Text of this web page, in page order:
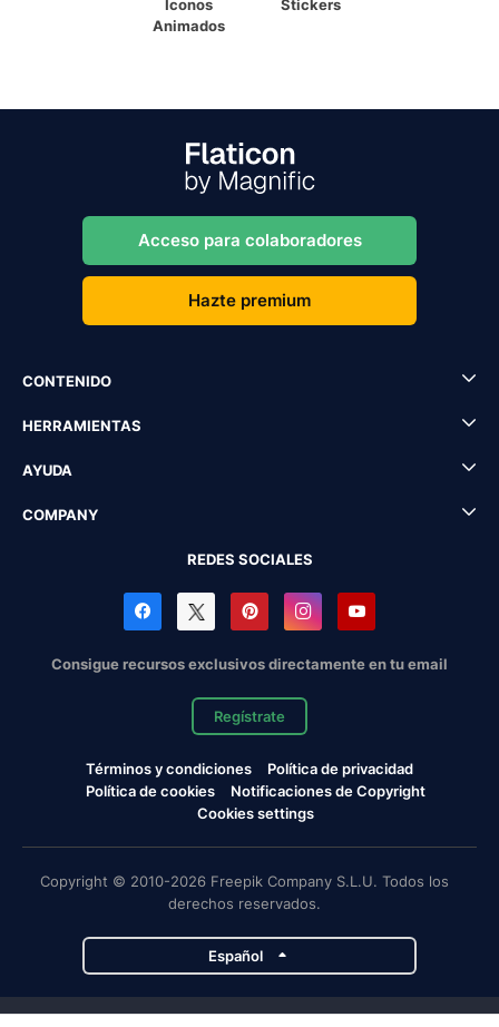
Iconos
Animados
Stickers
Acceso para colaboradores
Hazte premium
CONTENIDO
HERRAMIENTAS
AYUDA
COMPANY
REDES SOCIALES
Consigue recursos exclusivos directamente en tu email
Regístrate
Términos y condiciones
Política de privacidad
Política de cookies
Notificaciones de Copyright
Cookies settings
Copyright © 2010-2026 Freepik Company S.L.U. Todos los
derechos reservados.
Español